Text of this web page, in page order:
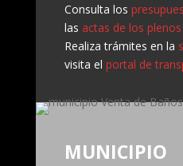
Consulta los
las actas de los plenos
Realiza trámites en la
visita el portal de
MUNICIPIO